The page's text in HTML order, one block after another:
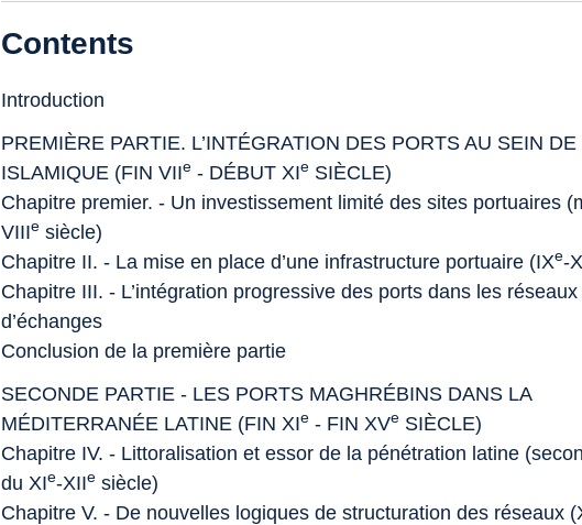
Contents
Introduction
PREMIÈRE PARTIE. L’INTÉGRATION DES PORTS AU SEIN DE
ISLAMIQUE (FIN VIIe - DÉBUT XIe SIÈCLE)
Chapitre premier. - Un investissement limité des sites portuaires
VIIIe siècle)
Chapitre II. - La mise en place d’une infrastructure portuaire (IXe-
Chapitre III. - L’intégration progressive des ports dans les réseaux
d’échanges
Conclusion de la première partie
SECONDE PARTIE - LES PORTS MAGHRÉBINS DANS LA
MÉDITERRANÉE LATINE (FIN XIe - FIN XVe SIÈCLE)
Chapitre IV. - Littoralisation et essor de la pénétration latine
du XIe-XIIe siècle)
Chapitre V. - De nouvelles logiques de structuration des réseaux